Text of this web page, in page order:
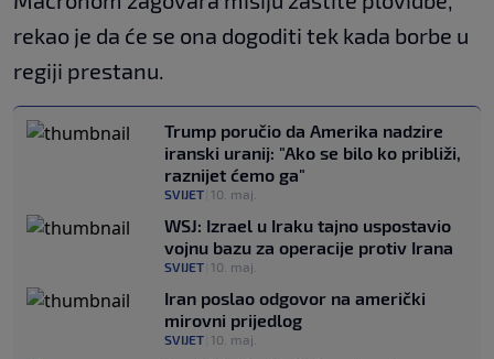
rekao je da će se ona dogoditi tek kada borbe u
regiji prestanu.
Trump poručio da Amerika nadzire
iranski uranij: "Ako se bilo ko približi,
raznijet ćemo ga"
SVIJET 10. maj.
WSJ: Izrael u Iraku tajno uspostavio
vojnu bazu za operacije protiv Irana
SVIJET 10. maj.
Iran poslao odgovor na američki
mirovni prijedlog
SVIJET 10. maj.